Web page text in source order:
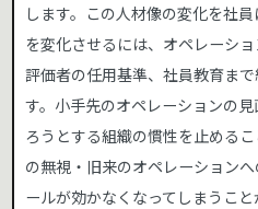
します。この人材像の変化を社
を変化させるには、オペレーシ
評価者の任用基準、社員教育ま
す。小手先のオペレーションの
ろうとする組織の慣性を止める
の無視・旧来のオペレーション
ールが効かなくなってしまうこと